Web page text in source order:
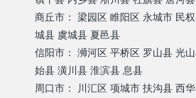
商丘市： 梁园区 睢阳区 永城市 民
城县 虞城县 夏邑县
信阳市： 浉河区 平桥区 罗山县 光
始县 潢川县 淮滨县 息县
周口市： 川汇区 项城市 扶沟县 西